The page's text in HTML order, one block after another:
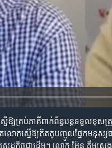
យ​គ្រប់​ភាគី​ពាក់ព័ន្ធ​បន្ត​ទទួល​ខុស​ត្រូ
លោក​ស្នើ​ឱ្យ​គិតគូ​បញ្ចូល​ផ្នែក​មនុស្
សេដ្ឋកិច្ច​ជាដើម។ លោក ​ម៉ែន គឹមស